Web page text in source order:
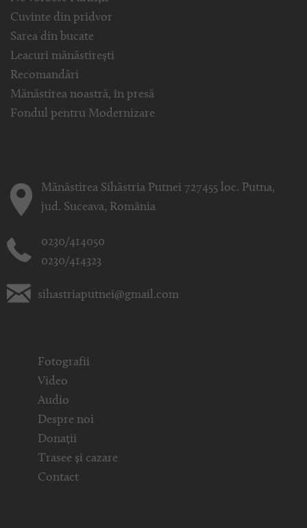
Cuvinte din pridvor
Sarea din bucate
Leacuri mănăstirești
Recomandări
Mănăstirea noastră, în presă
Fondul pentru Modernizare
Mănăstirea Sihăstria Putnei 727455 loc. Putna,
jud. Suceava, România
0230/414050
0230/414323
sihastriaputnei@gmail.com
Fotografii
Video
Audio
Despre noi
Donații
Trasee și cazare
Contact